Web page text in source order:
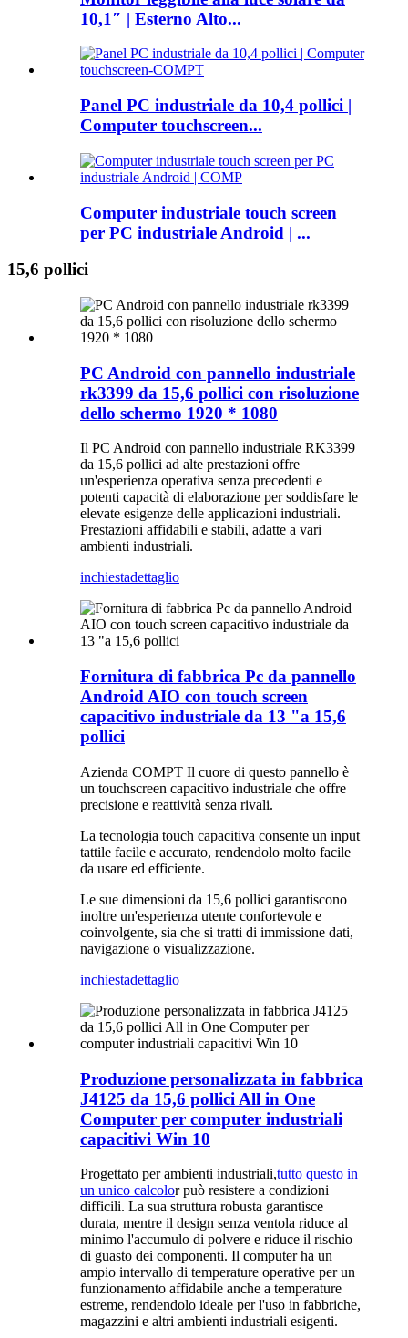
10,1″ | Esterno Alto...
Panel PC industriale da 10,4 pollici |
Computer touchscreen...
Computer industriale touch screen
per PC industriale Android | ...
15,6 pollici
PC Android con pannello industriale
rk3399 da 15,6 pollici con risoluzione
dello schermo 1920 * 1080
Il PC Android con pannello industriale RK3399
da 15,6 pollici ad alte prestazioni offre
un'esperienza operativa senza precedenti e
potenti capacità di elaborazione per soddisfare le
elevate esigenze delle applicazioni industriali.
Prestazioni affidabili e stabili, adatte a vari
ambienti industriali.
inchiestadettaglio
Fornitura di fabbrica Pc da pannello
Android AIO con touch screen
capacitivo industriale da 13 "a 15,6
pollici
Azienda COMPT Il cuore di questo pannello è
un touchscreen capacitivo industriale che offre
precisione e reattività senza rivali.
La tecnologia touch capacitiva consente un input
tattile facile e accurato, rendendolo molto facile
da usare ed efficiente.
Le sue dimensioni da 15,6 pollici garantiscono
inoltre un'esperienza utente confortevole e
coinvolgente, sia che si tratti di immissione dati,
navigazione o visualizzazione.
inchiestadettaglio
Produzione personalizzata in fabbrica
J4125 da 15,6 pollici All in One
Computer per computer industriali
capacitivi Win 10
Progettato per ambienti industriali,tutto questo in
un unico calcolor può resistere a condizioni
difficili. La sua struttura robusta garantisce
durata, mentre il design senza ventola riduce al
minimo l'accumulo di polvere e riduce il rischio
di guasto dei componenti. Il computer ha un
ampio intervallo di temperature operative per un
funzionamento affidabile anche a temperature
estreme, rendendolo ideale per l'uso in fabbriche,
magazzini e altri ambienti industriali esigenti.